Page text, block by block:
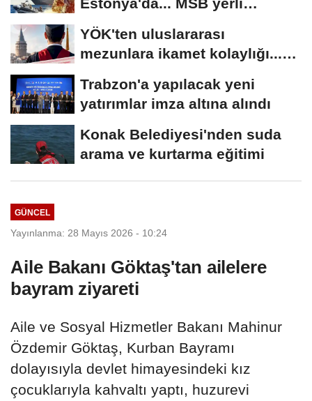
Estonya'da... MSB yerli
savunma sistemleriyle...
YÖK'ten uluslararası
mezunlara ikamet kolaylığı...
Trabzon'a yapılacak yeni
yatırımlar imza altına alındı
Konak Belediyesi'nden suda
arama ve kurtarma eğitimi
GÜNCEL
Yayınlanma: 28 Mayıs 2026 - 10:24
Aile Bakanı Göktaş'tan ailelere
bayram ziyareti
Aile ve Sosyal Hizmetler Bakanı Mahinur
Özdemir Göktaş, Kurban Bayramı
dolayısıyla devlet himayesindeki kız
çocuklarıyla kahvaltı yaptı, huzurevi